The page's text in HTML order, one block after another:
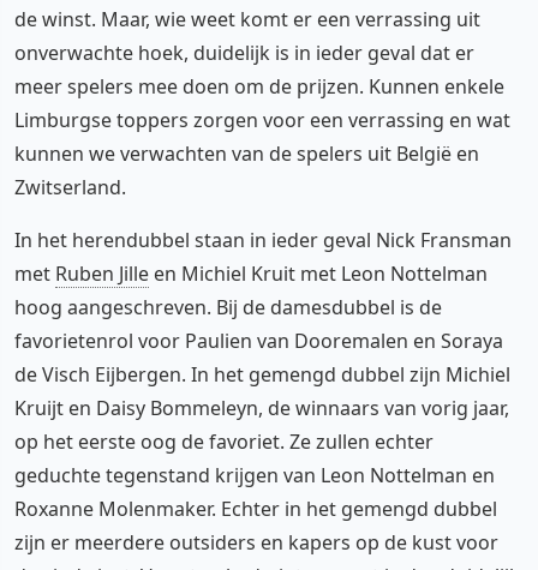
de winst. Maar, wie weet komt er een verrassing uit
onverwachte hoek, duidelijk is in ieder geval dat er
meer spelers mee doen om de prijzen. Kunnen enkele
Limburgse toppers zorgen voor een verrassing en wat
kunnen we verwachten van de spelers uit België en
Zwitserland.
In het herendubbel staan in ieder geval Nick Fransman
met Ruben Jille en Michiel Kruit met Leon Nottelman
hoog aangeschreven. Bij de damesdubbel is de
favorietenrol voor Paulien van Dooremalen en Soraya
de Visch Eijbergen. In het gemengd dubbel zijn Michiel
Kruijt en Daisy Bommeleyn, de winnaars van vorig jaar,
op het eerste oog de favoriet. Ze zullen echter
geduchte tegenstand krijgen van Leon Nottelman en
Roxanne Molenmaker. Echter in het gemengd dubbel
zijn er meerdere outsiders en kapers op de kust voor